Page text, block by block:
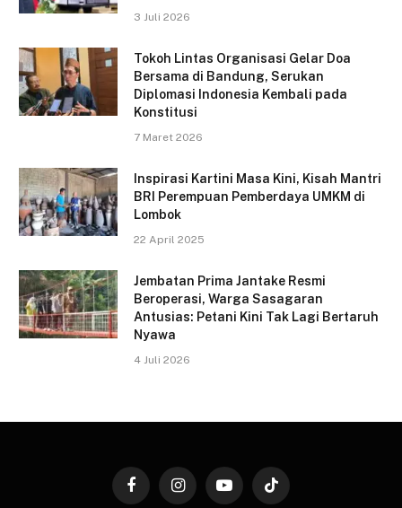
3 Juli 2026
Tokoh Lintas Organisasi Gelar Doa
Bersama di Bandung, Serukan
Diplomasi Indonesia Kembali pada
Konstitusi
7 Maret 2026
Inspirasi Kartini Masa Kini, Kisah Mantri
BRI Perempuan Pemberdaya UMKM di
Lombok
22 April 2025
Jembatan Prima Jantake Resmi
Beroperasi, Warga Sasagaran
Antusias: Petani Kini Tak Lagi Bertaruh
Nyawa
4 Juli 2026
FacebookInstagramYouTubeTikTok